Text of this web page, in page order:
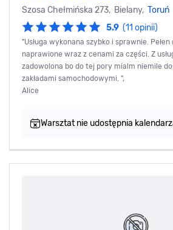
Szosa Chełmińska 273, Bielany, Toruń
5.9 (11 opinii)
"Usługa wykonana szybko i sprawnie. Pełen
naprawione wraz z cenami za części. Z
zadowolona bo do tej pory mialm niemile
zakładami samochodowymi. ",
Alice
Warsztat nie udostępnia